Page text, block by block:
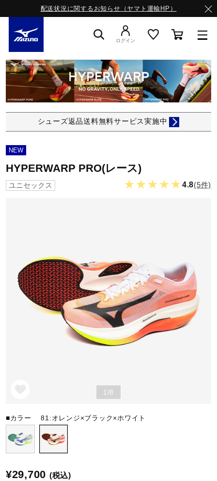
配送状況に関するお知らせ（ヤマト運輸HP）
スニーカー
ライフスタイルウエア
サッカー／フットサル
ゴルフ
スイム
テニス／ソフトテニス
バドミントン
ログイン
シューズ返品送料無料サービス実施中
NEW
HYPERWARP PRO(レース)
ユニセックス ★★★★★ 4.8(5件)
1/8
■カラー81:オレンジ×ブラック×ホワイト
¥29,700 (税込)